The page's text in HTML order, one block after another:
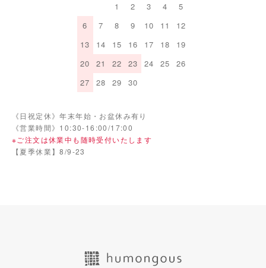
1
2 3 4
5
6
7 8 9 10 11
12
13
14 15 16 17 18
19
20
21 22 23 24 25
26
27
28 29 30
《日祝定休》年末年始・お盆休み有り
《営業時間》10:30-16:00/17:00
※ご注文は休業中も随時受付いたします
【夏季休業】8/9-23